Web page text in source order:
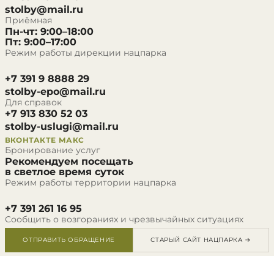
stolby@mail.ru
Приёмная
Пн-чт: 9:00–18:00
Пт: 9:00–17:00
Режим работы дирекции нацпарка
+7 391 9 8888 29
stolby-epo@mail.ru
Для справок
+7 913 830 52 03
stolby-uslugi@mail.ru
ВКОНТАКТЕ МАКС
Бронирование услуг
Рекомендуем посещать
в светлое время суток
Режим работы территории нацпарка
+7 391 261 16 95
Сообщить о возгораниях и чрезвычайных ситуациях
ОТПРАВИТЬ ОБРАЩЕНИЕ СТАРЫЙ САЙТ НАЦПАРКА →